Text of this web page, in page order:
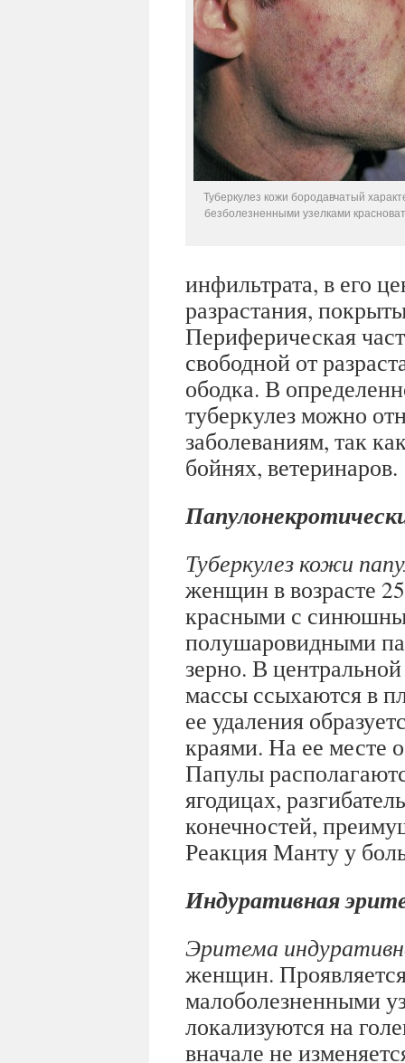
Туберкулез кожи бородавчатый
безболезненными узелками
инфильтрата, в его
разрастания,
Периферическая
свободной от
ободка. В
туберкулез можно
заболеваниям, так
бойнях, ветеринаров.
Туберкулез кожи
женщин в возрасте
красными с
полушаровидными
зерно. В
массы ссыхаются в
ее удаления
краями. На ее месте
Папулы
ягодицах,
конечностей,
Реакция Манту у
Индуративная
Эритема
женщин.
малоболезненными
локализуются на
вначале не